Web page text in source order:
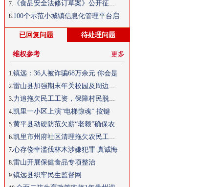
7. 《食品安全法修订草案》公开征求意
8.100个示范小城镇信息化管理平台启
已回复问题 待处理问题
维权参考 更多
1.镇远：36人被诈骗68万余元 你会是
2.雷山县加强期末年关校园及周边安全
3.力追拖欠民工工资，保障村民脱贫信
4.凯里一小区上演“电梯惊魂” 按键
5.黄平县动硬防范欠薪“老赖”确保农
6.凯里市州府社区清理拖欠农民工工资
7.心存侥幸滥伐林木涉嫌犯罪 真诚悔
8.雷山开展保健食品专项整治
9.镇远县织牢民生监督网